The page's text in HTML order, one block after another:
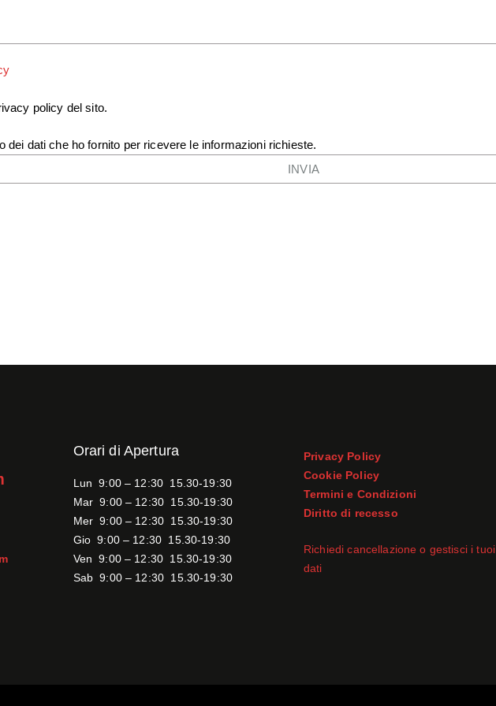
policy del sito.
dei dati che ho fornito per ricevere le informazioni richieste.
Orari di Apertura
Lun 9:00 – 12:30 15.30-19:30
Mar 9:00 – 12:30 15.30-19:30
Mer 9:00 – 12:30 15.30-19:30
Gio 9:00 – 12:30 15.30-19:30
Ven 9:00 – 12:30 15.30-19:30
Sab 9:00 – 12:30 15.30-19:30
Privacy Policy
Cookie Policy
Termini e Condizioni
Diritto di recesso
Richiedi cancellazione o gestisci i tuoi
dati